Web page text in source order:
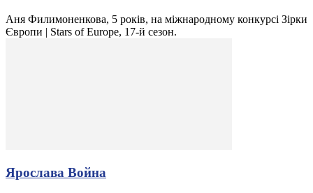
Аня Филимоненкова, 5 років, на міжнародному конкурсі Зірки
Європи | Stars of Europe, 17-й сезон.
Ярослава Война